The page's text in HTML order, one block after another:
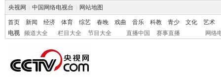
央视网 中国网络电视台 网站地图
首页 新闻 经济 体育 综艺 春晚 戏曲 音乐 科教 青少 文化
艺术
电视
频道大全 栏目大全 节目大全 直播中国 赛事直播 网络